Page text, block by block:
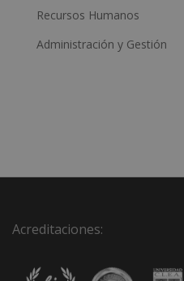
Recursos Humanos
Administración y Gestión
Acreditaciones: